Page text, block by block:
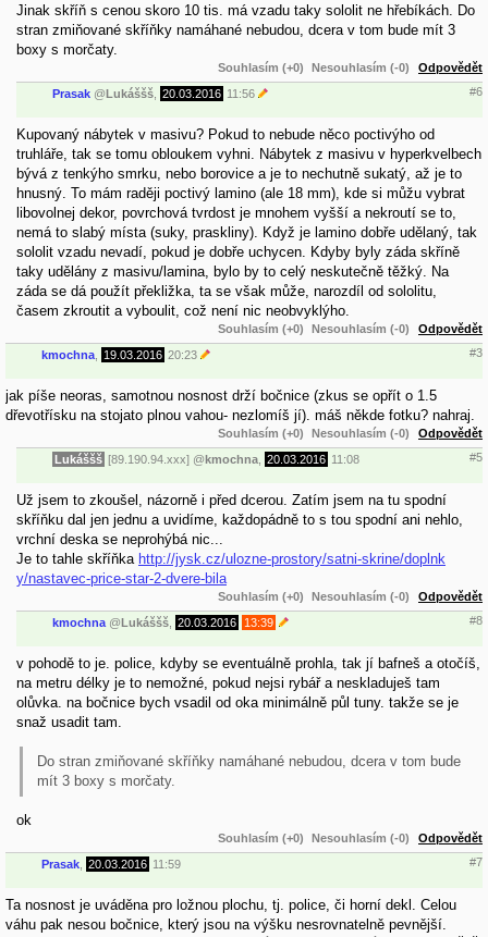
Jinak skříň s cenou skoro 10 tis. má vzadu taky sololit ne hřebíkách. Do
stran zmiňované skříňky namáhané nebudou, dcera v tom bude mít 3
boxy s morčaty.
Souhlasím (+0) Nesouhlasím (-0) Odpovědět
Prasak @Lukáššš 20.03.2016 11:56 #6
Kupovaný nábytek v masivu? Pokud to nebude něco poctivýho od
truhláře, tak se tomu obloukem vyhni. Nábytek z masivu v hyperkvelbech
bývá z tenkýho smrku, nebo borovice a je to nechutně sukatý, až je to
hnusný. To mám raději poctivý lamino (ale 18 mm), kde si můžu vybrat
libovolnej dekor, povrchová tvrdost je mnohem vyšší a nekroutí se to,
nemá to slabý místa (suky, praskliny). Když je lamino dobře udělaný, tak
sololit vzadu nevadí, pokud je dobře uchycen. Kdyby byly záda skříně
taky udělány z masivu/lamina, bylo by to celý neskutečně těžký. Na
záda se dá použít překližka, ta se však může, narozdíl od sololitu,
časem zkroutit a vyboulit, což není nic neobvyklýho.
Souhlasím (+0) Nesouhlasím (-0) Odpovědět
kmochna 19.03.2016 20:23 #3
jak píše neoras, samotnou nosnost drží bočnice (zkus se opřít o 1.5
dřevotřísku na stojato plnou vahou- nezlomíš jí). máš někde fotku? nahraj.
Souhlasím (+0) Nesouhlasím (-0) Odpovědět
Lukáššš [89.190.94.xxx] @kmochna 20.03.2016 11:08 #5
Už jsem to zkoušel, názorně i před dcerou. Zatím jsem na tu spodní
skříňku dal jen jednu a uvidíme, každopádně to s tou spodní ani nehlo,
vrchní deska se neprohýbá nic...
Je to tahle skříňka http://jysk.cz/ulozne-prostory/satni-skrine/doplnk
y/nastavec-price-star-2-dvere-bila
Souhlasím (+0) Nesouhlasím (-0) Odpovědět
kmochna @Lukáššš 20.03.2016 13:39 #8
v pohodě to je. police, kdyby se eventuálně prohla, tak jí bafneš a otočíš,
na metru délky je to nemožné, pokud nejsi rybář a neskladuješ tam
olůvka. na bočnice bych vsadil od oka minimálně půl tuny. takže se je
snaž usadit tam.
Do stran zmiňované skříňky namáhané nebudou, dcera v tom bude
mít 3 boxy s morčaty.
ok
Souhlasím (+0) Nesouhlasím (-0) Odpovědět
Prasak 20.03.2016 11:59 #7
Ta nosnost je uváděna pro ložnou plochu, tj. police, či horní dekl. Celou
váhu pak nesou bočnice, který jsou na výšku nesrovnatelně pevnější.